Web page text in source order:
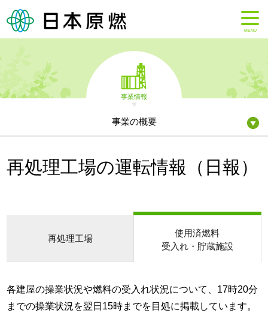
MENU
事業情報
事業の概要
再処理工場の運転情報（日報）
再処理工場
使用済燃料
受入れ・貯蔵施設
各建屋の操業状況や燃料の受入れ状況について、17時20分
までの操業状況を翌日15時までを目処に掲載しています。